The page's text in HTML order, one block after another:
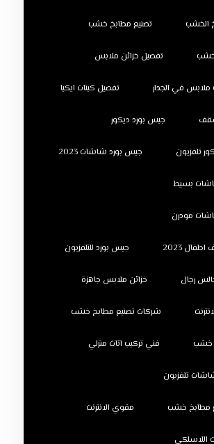
الخشب تصنيع مطابخ خشب
خشب تفصيل خزائن ملابس
في الجدار تفصيل كبتات ايكيا
جبس بورد ديكور
تلفزيون جبس بورد شاشات 2023
بسيط
مودرن
2023 جبس بورد للتلفزيون
رجال خزائن ملابس جاهزة
شركات تصنيع مطابخ خشب
خشب فني تركيب اثاث منزلي
تلفزيون
مطابخ خشب مقوي الانترنت
اللاسلكي